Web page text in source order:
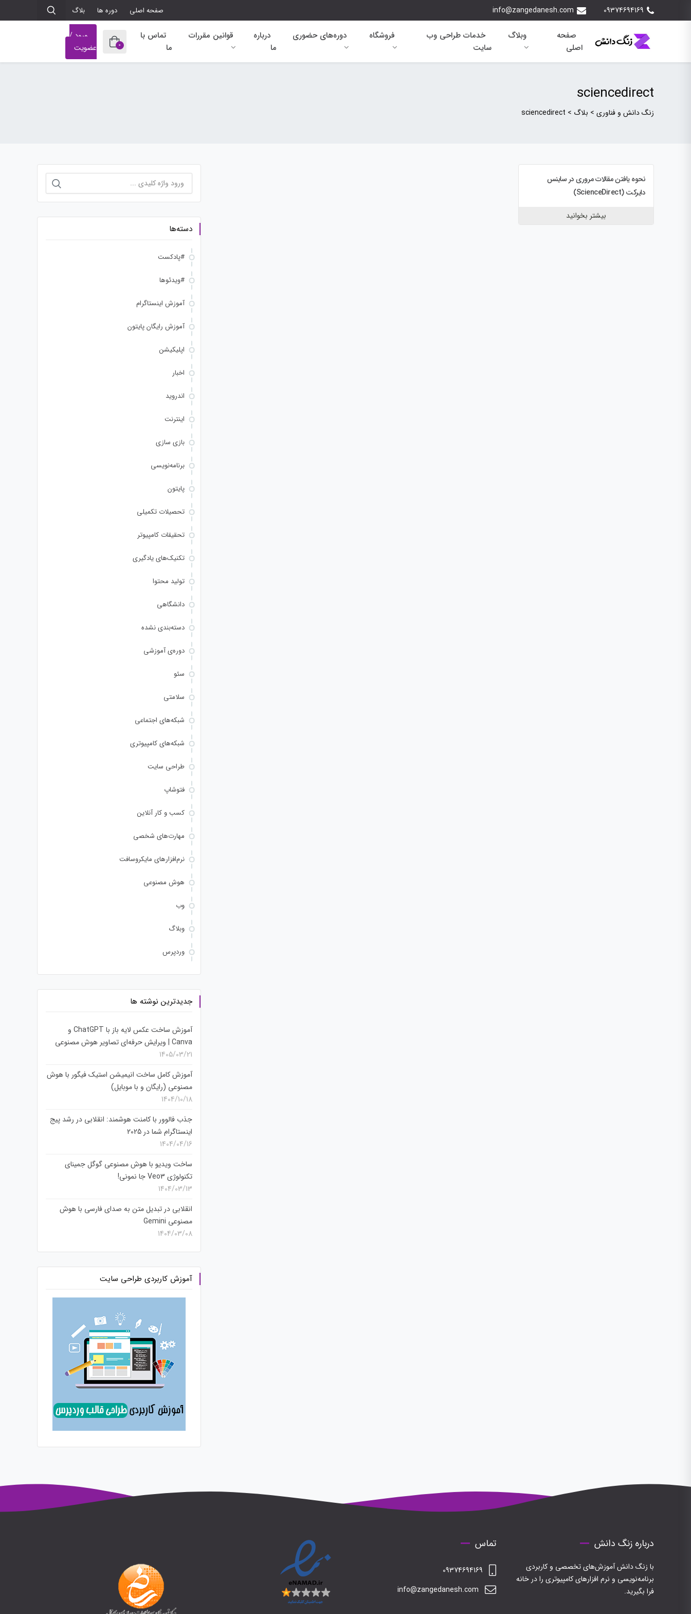
09374694169
info@zangedanesh.com صفحه اصلی دوره ها بلاگ
صفحه
اصلی
وبلاگ
خدمات طراحی وب
سایت
فروشگاه دوره‌های حضوری
درباره
ما
قوانین مقررات
تماس با
ما
0
ورود /
عضویت
sciencedirect
زنگ دانش و فناوری > بلاگ >
sciencedirect
نحوه یافتن مقالات مروری در ساینس
دایرکت (ScienceDirect)
بیشتر بخوانید
برای:
دسته‌ها
#پادکست
#ویدئوها
آموزش اینستاگرام
آموزش رایگان پایتون
اپلیکیشن
اخبار
اندروید
اینترنت
بازی سازی
برنامه‌نویسی
پایتون
تحصیلات تکمیلی
تحقیقات کامپیوتر
تکنیک‌های یادگیری
تولید محتوا
دانشگاهی
دسته‌بندی نشده
دوره‌ی آموزشی
سئو
سلامتی
شبکه‌های اجتماعی
شبکه‌های کامپیوتری
طراحی سایت
فتوشاپ
کسب و کار آنلاین
مهارت‌های شخصی
نرم‌افزارهای مایکروسافت
هوش مصنوعی
وب
وبلاگ
وردپرس
جدیدترین نوشته ها
آموزش ساخت عکس لایه باز با ChatGPT و
Canva | ویرایش حرفه‌ای تصاویر هوش مصنوعی
1405/03/21
آموزش کامل ساخت انیمیشن استیک فیگور با هوش
مصنوعی (رایگان و با موبایل)
1404/10/18
جذب فالوور با کامنت هوشمند: انقلابی در رشد پیج
اینستاگرام شما در 2025
1404/04/16
ساخت ویدیو با هوش مصنوعی گوگل جمینای
تکنولوژی Veo3 جا نمونی!
1404/03/13
انقلابی در تبدیل متن به صدای فارسی با هوش
مصنوعی Gemini
1404/03/08
آموزش کاربردی طراحی سایت
درباره زنگ دانش
با زنگ دانش آموزش‌های تخصصی و کاربردی
برنامه‌نویسی و نرم افزارهای کامپیوتری را در خانه
فرا بگیرید.
تماس
09374694169
info@zangedanesh.com